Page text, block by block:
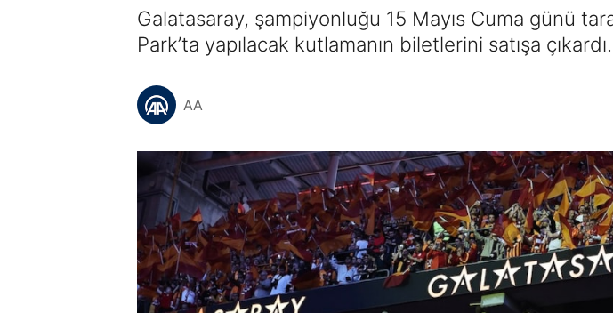
Galatasaray, şampiyonluğu 15 Mayıs Cuma günü
Park’ta yapılacak kutlamanın biletlerini satışa çıkardı.
AA